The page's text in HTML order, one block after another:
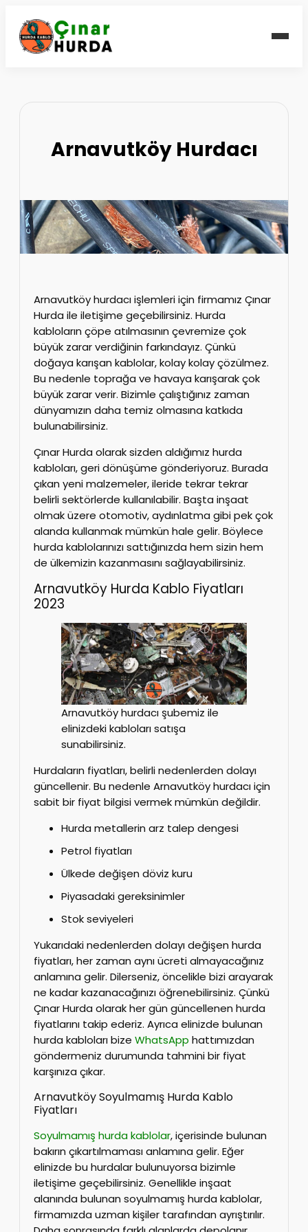
Arnavutköy Hurdacı
Arnavutköy hurdacı işlemleri için firmamız Çınar
Hurda ile iletişime geçebilirsiniz. Hurda
kabloların çöpe atılmasının çevremize çok
büyük zarar verdiğinin farkındayız. Çünkü
doğaya karışan kablolar, kolay kolay çözülmez.
Bu nedenle toprağa ve havaya karışarak çok
büyük zarar verir. Bizimle çalıştığınız zaman
dünyamızın daha temiz olmasına katkıda
bulunabilirsiniz.
Çınar Hurda olarak sizden aldığımız hurda
kabloları, geri dönüşüme gönderiyoruz. Burada
çıkan yeni malzemeler, ileride tekrar tekrar
belirli sektörlerde kullanılabilir. Başta inşaat
olmak üzere otomotiv, aydınlatma gibi pek çok
alanda kullanmak mümkün hale gelir. Böylece
hurda kablolarınızı sattığınızda hem sizin hem
de ülkemizin kazanmasını sağlayabilirsiniz.
Arnavutköy Hurda Kablo Fiyatları
2023
Arnavutköy hurdacı şubemiz ile
elinizdeki kabloları satışa
sunabilirsiniz.
Hurdaların fiyatları, belirli nedenlerden dolayı
güncellenir. Bu nedenle Arnavutköy hurdacı için
sabit bir fiyat bilgisi vermek mümkün değildir.
Hurda metallerin arz talep dengesi
Petrol fiyatları
Ülkede değişen döviz kuru
Piyasadaki gereksinimler
Stok seviyeleri
Yukarıdaki nedenlerden dolayı değişen hurda
fiyatları, her zaman aynı ücreti almayacağınız
anlamına gelir. Dilerseniz, öncelikle bizi arayarak
ne kadar kazanacağınızı öğrenebilirsiniz. Çünkü
Çınar Hurda olarak her gün güncellenen hurda
fiyatlarını takip ederiz. Ayrıca elinizde bulunan
hurda kabloları bize WhatsApp hattımızdan
göndermeniz durumunda tahmini bir fiyat
karşınıza çıkar.
Arnavutköy Soyulmamış Hurda Kablo
Fiyatları
Soyulmamış hurda kablolar, içerisinde bulunan
bakırın çıkartılmaması anlamına gelir. Eğer
elinizde bu hurdalar bulunuyorsa bizimle
iletişime geçebilirsiniz. Genellikle inşaat
alanında bulunan soyulmamış hurda kablolar,
firmamızda uzman kişiler tarafından ayrıştırılır.